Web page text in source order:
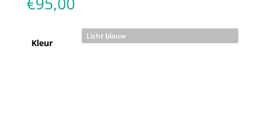
Kleur